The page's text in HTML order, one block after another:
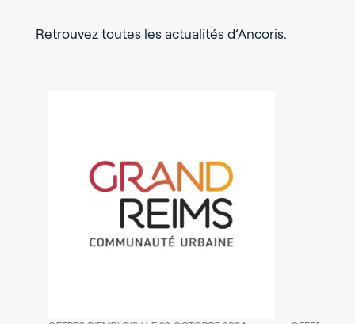
Retrouvez toutes les actualités d’Ancoris.